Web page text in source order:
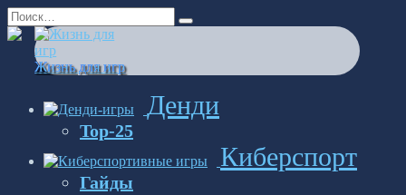
Перейти
к
содержанию
Search
for:
Жизнь для игр
Денди
Top-25
Киберспорт
Гайды